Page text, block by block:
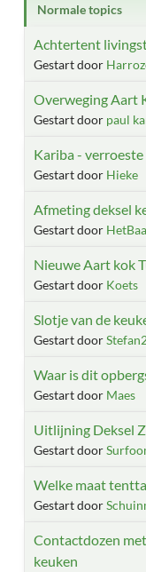
Normale topics
Achtertent
Gestart door
Overweging Aart
Gestart door paul
Kariba - verroeste
Gestart door Hieke
Afmeting deksel
Gestart door
Nieuwe Aart kok
Gestart door Koets
Slotje van de
Gestart door
Waar is dit
Gestart door Maes
Uitlijning Deksel
Gestart door
Welke maat
Gestart door
Contactdozen
keuken